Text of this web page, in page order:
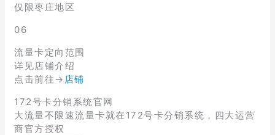
仅限枣庄地区
06
流量卡定向范围
详见店铺介绍
点击前往→ 店铺
172号卡分销系统官网
大流量不限速流量卡就在172号卡分销系统，四大运营
商官方授权